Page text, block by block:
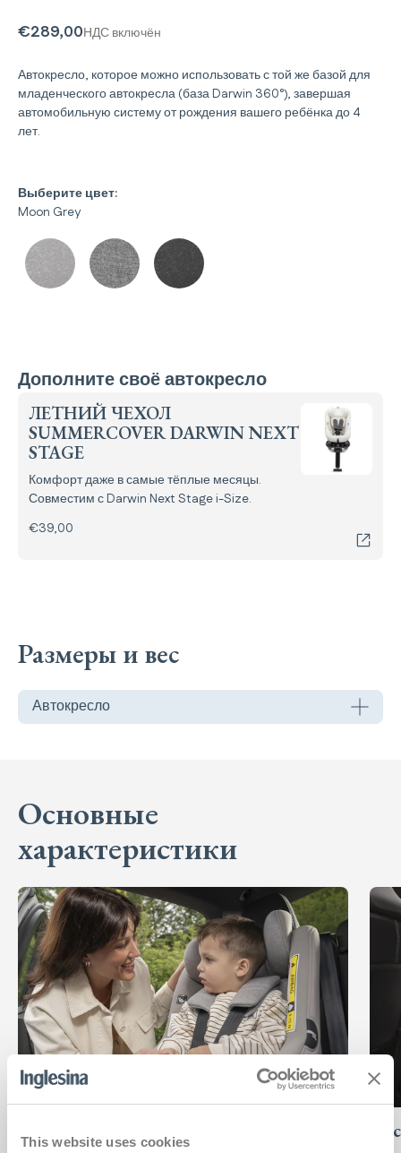
This website uses cookies
€289,00НДС включён
Автокресло, которое можно использовать с той же базой для
младенческого автокресла (база Darwin 360°), завершая
автомобильную систему от рождения вашего ребёнка до 4
лет.
Выберите цвет:
Moon Grey
Дополните своё автокресло
ЛЕТНИЙ ЧЕХОЛ
SUMMERCOVER DARWIN NEXT
STAGE
Комфорт даже в самые тёплые месяцы.
Совместим с Darwin Next Stage i-Size.
€39,00
Размеры и вес
Автокресло
Основные
характеристики